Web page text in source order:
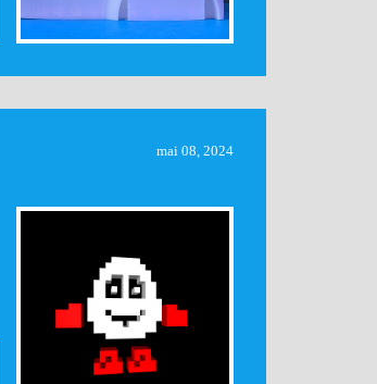
mai 08, 2024